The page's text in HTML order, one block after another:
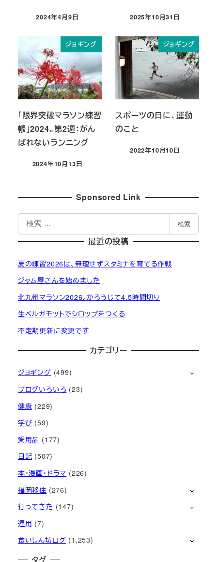
投稿日
2024年4月9日
投稿日
2025年10月31日
ジョギング
「限界突破マラソン練習
帳」2024。第2週：がん
ばれないランニング
投稿日
2024年10月13日
ジョギング
スポーツの日に、運動
のこと
投稿日
2022年10月10日
Sponsored Link
索
検索
最近の投稿
夏の練習2026は、無理せずスタミナを育てる作戦
ジャム屋さんを始めました
北九州マラソン2026。かろうじて4.5時間切り
生ベルガモットでシロップをつくる
不定期更新に変更です
カテゴリー
ジョギング (499)
ブログいろいろ (23)
健康 (229)
学び (59)
愛用品 (177)
日記 (507)
本・漫画・ドラマ (226)
福岡移住 (276)
行ってきた (147)
運用 (7)
食いしん坊ログ (1,253)
タグ